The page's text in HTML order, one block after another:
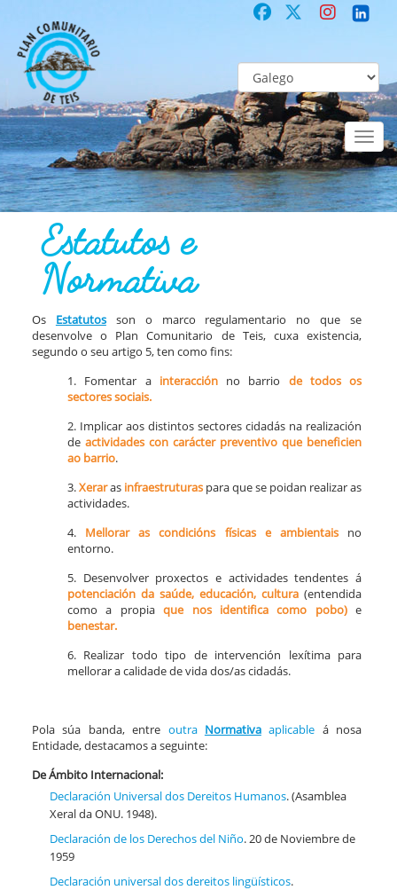
Toggle
COMUNITARIO Co-laboración participativa Estatutos e Normativa
Estatutos e
Normativa
Os Estatutosson o marco regulamentario no que se
desenvolve o Plan Comunitario de Teis, cuxa existencia,
segundo o seu artigo 5, ten como fins:
1. Fomentar a interacciónno barrio de todos os
sectores sociais.
2. Implicar aos distintos sectores cidadás na realización
de actividades con carácter preventivo que beneficien
ao barrio.
3.Xeraras infraestruturas para que se poidan realizar as
actividades.
4. Mellorar as condicións físicas e ambientais no
entorno.
5. Desenvolver proxectos e actividades tendentes á
potenciación da saúde, educación, cultura (entendida
como a propiaque nos identifica como pobo)e
benestar.
6. Realizar todo tipo de intervención lexítima para
mellorar a calidade de vida dos/as cidadás.
Pola súa banda, entre outra Normativaaplicable á nosa
Entidade, destacamos a seguinte:
De Ámbito Internacional:
Declaración Universal dos Dereitos Humanos. (Asamblea
Xeral da ONU. 1948).
Declaración de los Derechos del Niño. 20 de Noviembre de
1959
Declaración universal dos dereitos lingüísticos.